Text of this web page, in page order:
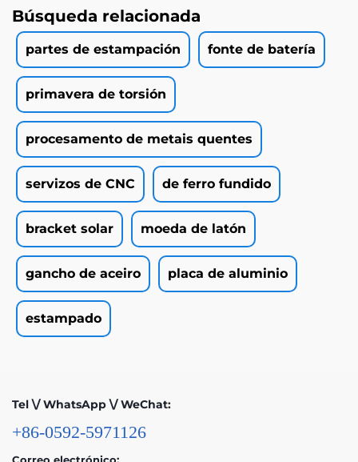
Búsqueda relacionada
partes de estampación fonte de batería
primavera de torsión
procesamento de metais quentes
servizos de CNC de ferro fundido
bracket solar moeda de latón
gancho de aceiro placa de aluminio
estampado
Tel \/ WhatsApp \/ WeChat:
+86-0592-5971126